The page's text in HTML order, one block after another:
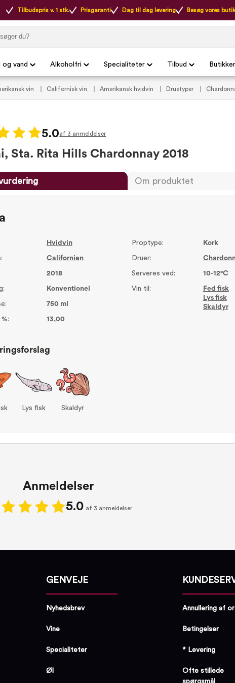
Tilbudspris v. 1 stk. Prisgaranti Dag til dag levering Besøg vores
vand Alkoholfri Specialiteter Tilbud Butikker
vin Californisk vin Amerikansk hvidvin Druetyper
5.0af 3 anmeldelser
Sta. Rita Hills Chardonnay 2018
Om produktet
Hvidvin
Californien
2018
Konventionel
750 ml
13,00
Proptype: Kork
Druer:
Serveres ved: 10-12°C
Vin til:
Fed fisk
Lys fisk
Skaldyr
Lys fisk Skaldyr
Anmeldelser
5.0 af 3 anmeldelser
GENVEJE
Nyhedsbrev
Vine
Specialiteter
Øl
Annullering af
Betingelser
* Levering
Ofte stillede
spørgsmål